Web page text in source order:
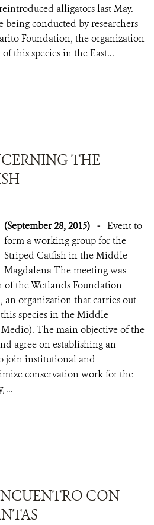
alligators last May.
being conducted by researchers
Foundation, the organization
this species in the East...
THE
(September 28, 2015) - Event to
form a working group for the
Striped Catfish in the Middle
Magdalena The meeting was
the Wetlands Foundation
an organization that carries out
species in the Middle
The main objective of the
agree on establishing an
join institutional and
conservation work for the
...
CON